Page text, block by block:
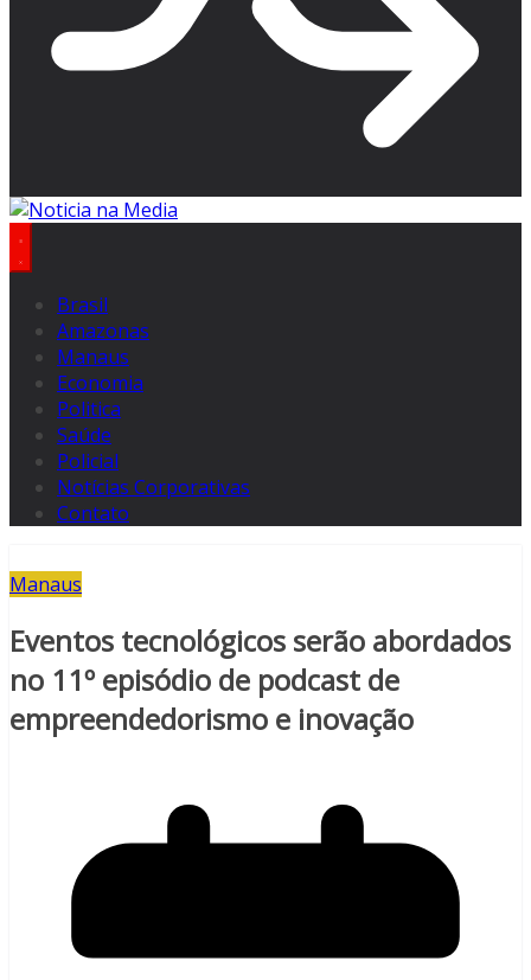
Brasil
Amazonas
Manaus
Economia
Politica
Saúde
Policial
Notícias Corporativas
Contato
Manaus
Eventos tecnológicos serão abordados
no 11º episódio de podcast de
empreendedorismo e inovação